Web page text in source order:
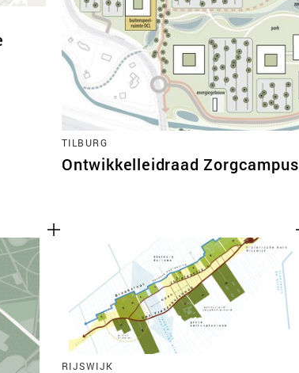
TILBURG
Ontwikkelleidraad Zorgcampus
RIJSWIJK